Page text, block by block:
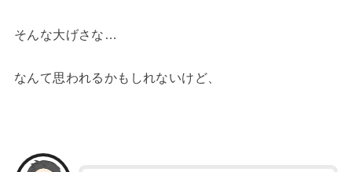
そんな大げさな…
なんて思われるかもしれないけど、